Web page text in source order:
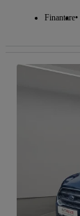
Finantare